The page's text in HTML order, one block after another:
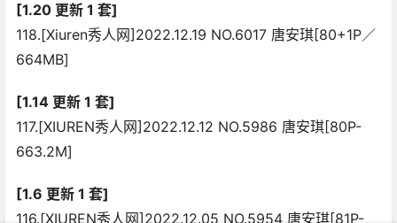
[1.20 更新 1 套]
118.[Xiuren秀人网]2022.12.19 NO.6017 唐安琪[80+1P／
664MB]
[1.14 更新 1 套]
117.[XIUREN秀人网]2022.12.12 NO.5986 唐安琪[80P-
663.2M]
[1.6 更新 1 套]
116.[XIUREN秀人网]2022.12.05 NO.5954 唐安琪[81P-